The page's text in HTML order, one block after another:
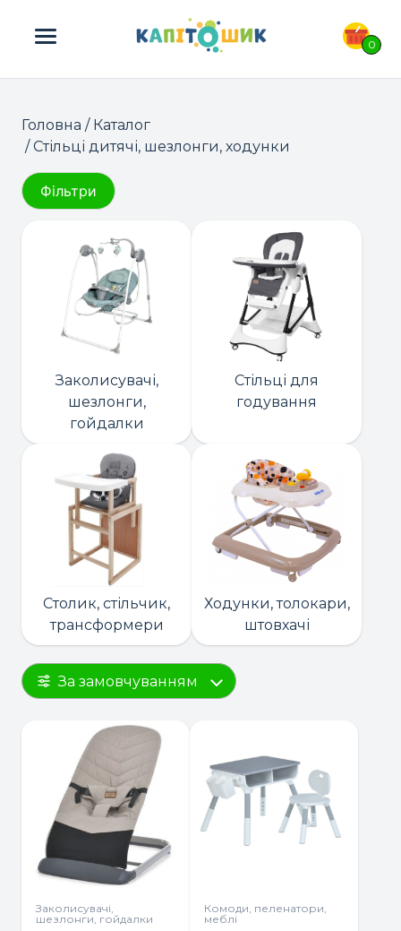
0
ПОШУК ТОВАРІВ:
Головна / Каталог
/ Стільці дитячі, шезлонги, ходунки
Фільтри
Заколисувачі,
шезлонги,
гойдалки
Стільці для
годування
Столик, стільчик,
трансформери
Ходунки, толокари,
штовхачі
За замовчуванням
Заколисувачі,
шезлонги, гойдалки
Комоди, пеленатори,
меблі